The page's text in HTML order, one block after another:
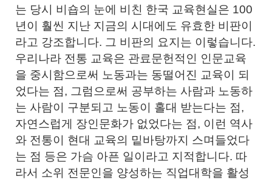
는 당시 비숍의 눈에 비친 한국 교육현실은 100
년이 훨씬 지난 지금의 시대에도 유효한 비판이
라고 강조합니다. 그 비판의 요지는 이렇습니다.
우리나라 전통 교육은 관료문헌적인 인문교육
을 중시함으로써 노동과는 동떨어진 교육이 되
었다는 점, 그럼으로써 공부하는 사람과 노동하
는 사람이 구분되고 노동이 홀대 받는다는 점,
자연스럽게 장인문화가 없었다는 점, 이런 역사
와 전통이 현대 교육의 밑바탕까지 스며들었다
는 점 등은 가슴 아픈 일이라고 지적합니다. 따
라서 소위 전문인을 양성하는 직업대학을 활성